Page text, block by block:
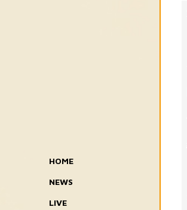
HOME
NEWS
LIVE